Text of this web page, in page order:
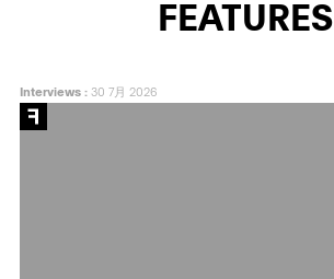
FEATURES
Interviews:30 7月 2026